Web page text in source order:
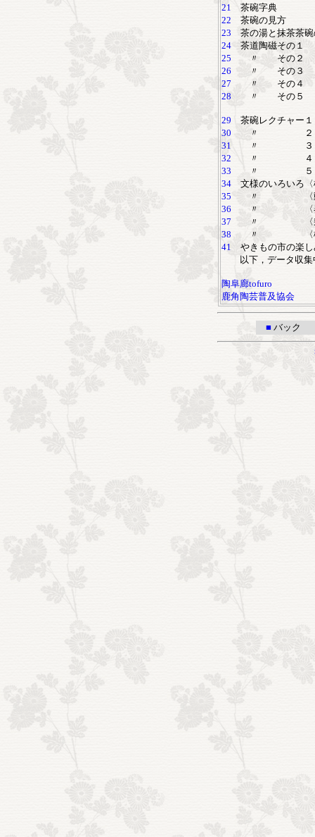
21 茶碗字典
22 茶碗の見方
23 茶の湯と抹茶茶碗
24 茶道陶磁その１
25 〃 その２
26 〃 その３
27 〃 その４
28 〃 その５
29 茶碗レクチャー１
30 〃 ２
31 〃 ３
32 〃 ４
33 〃 ５
34 文様のいろいろ〈
35 〃 〈動
36 〃 〈器物
37 〃 〈幾
38 〃 〈様
41 やきもの市の楽し
以下，データ収集
陶阜廊tofuro
鹿角陶芸普及協会
■ バック